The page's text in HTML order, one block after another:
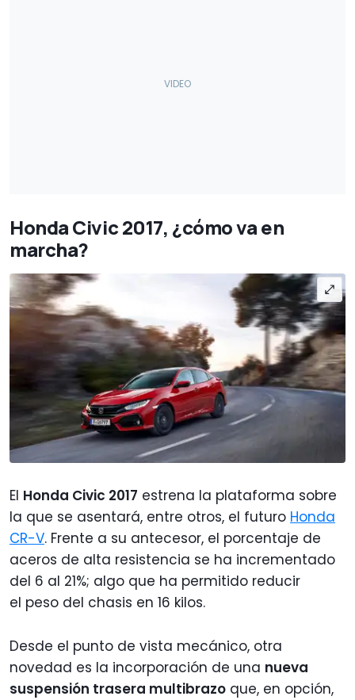
Honda Civic 2017, ¿cómo va en
marcha?
El Honda Civic 2017 estrena la plataforma sobre
la que se asentará, entre otros, el futuro Honda
CR-V. Frente a su antecesor, el porcentaje de
aceros de alta resistencia se ha incrementado
del 6 al 21%; algo que ha permitido reducir
el peso del chasis en 16 kilos.
Desde el punto de vista mecánico, otra
novedad es la incorporación de una nueva
suspensión trasera multibrazo que, en opción,